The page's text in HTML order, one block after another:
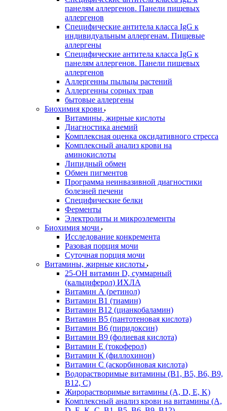
панелям аллергенов. Панели пищевых
аллергенов
Специфические антитела класса IgG к
индивидуальным аллергенам. Пищевые
аллергены
Специфические антитела класса IgG к
панелям аллергенов. Панели пищевых
аллергенов
Аллергенны пыльцы растений
Аллергенны сорных трав
бытовые аллергены
Биохимия крови
Витамины, жирные кислоты
Диагностика анемий
Комплексная оценка оксидативного стресса
Комплексный анализ крови на
аминокислоты
Липидный обмен
Обмен пигментов
Программа неинвазивной диагностики
болезней печени
Специфические белки
Ферменты
Электролиты и микроэлементы
Биохимия мочи
Исследование конкремента
Разовая порция мочи
Суточная порция мочи
Витамины, жирные кислоты
25-OH витамин D, суммарный
(кальциферол) ИХЛА
Витамин А (ретинол)
Витамин В1 (тиамин)
Витамин В12 (цианкобаламин)
Витамин В5 (пантотеновая кислота)
Витамин В6 (пиридоксин)
Витамин В9 (фолиевая кислота)
Витамин Е (токоферол)
Витамин К (филлохинон)
Витамин С (аскорбиновая кислота)
Водорастворимые витамины (B1, B5, B6, В9,
В12, С)
Жирорастворимые витамины (A, D, E, K)
Комплексный анализ крови на витамины (A,